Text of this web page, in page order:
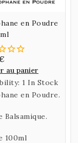
en Poudre
au panier
1 In Stock
en Poudre.
Balsamique.
100ml